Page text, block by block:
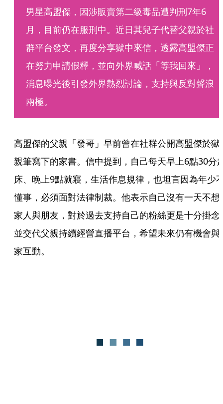
男星高盟傑，因涉販賣第二級毒品遭判刑7年6
月，目前仍在服刑中。近日其兒子代替父親於社
群平台發文，再度分享獄中來信，透露高盟傑正
在努力申請假釋，並向外界喊話「等我回來」，
消息曝光後引發外界熱烈討論，支持與反對聲浪
兩極。
高盟傑的父親「發哥」早前曾在社群公開高盟傑於獄
親筆寫下的家書。信中提到，自己每天早上6點30分
床、晚上9點就寢，生活作息規律，也坦言因為年少
懂事，必須面對法律制裁。他表示自己沒有一天不想
家人與朋友，對於過去支持自己的粉絲更是十分掛念
並交代父親持續經營直播平台，希望未來仍有機會與
家互動。